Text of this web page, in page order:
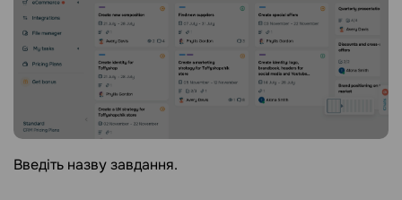
Введіть назву завдання.